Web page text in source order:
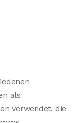
als
verwendet, die